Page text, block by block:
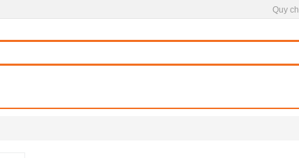
Quy